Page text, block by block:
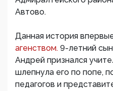
Автово.
Данная история
агенством. 9-летний
Андрей признался
шлепнула его по попе,
педагогов и